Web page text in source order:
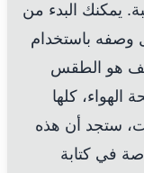
يمكنك البدء من
وصفه باستخدام
هو الطقس
الهواء، كلها
ستجد أن هذه
في كتابة